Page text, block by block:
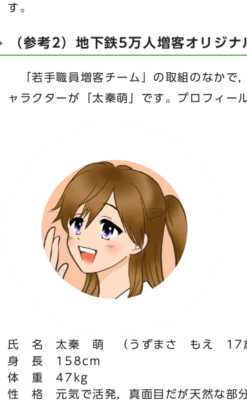
す。
（参考2）地下鉄5万人増客オリジ
「若手職員増客チーム」の取組のなかで
ャラクターが「太秦萌」です。プロフィー
氏 名 太秦 萌 （うずまさ もえ 17
身 長 158cm
体 重 47kg
性 格 元気で活発，真面目だが天然な部分